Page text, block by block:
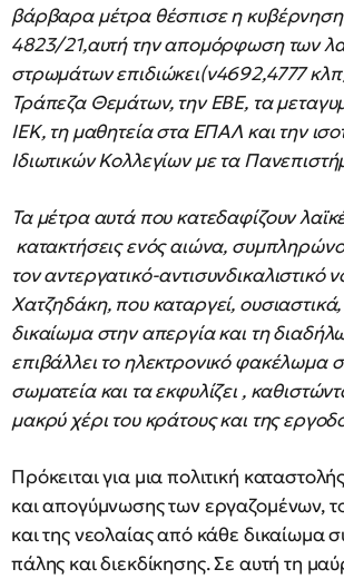
βάρβαρα μέτρα θέσπισε η
4823/21,αυτή την απομόρφωση των
στρωμάτων επιδιώκει(ν4692,4777
Τράπεζα Θεμάτων, την ΕΒΕ, τα
ΙΕΚ, τη μαθητεία στα ΕΠΑΛ και την
Ιδιωτικών Κολλεγίων με τα
Τα μέτρα αυτά που κατεδαφίζουν
κατακτήσεις ενός αιώνα,
τον αντεργατικό-αντισυνδικαλιστικό
Χατζηδάκη, που καταργεί, ουσιαστικά,
δικαίωμα στην απεργία και τη
επιβάλλει το ηλεκτρονικό φακέλωμα
σωματεία και τα εκφυλίζει ,
μακρύ χέρι του κράτους και της
Πρόκειται για μια πολιτική
και απογύμνωσης των εργαζομένων,
και της νεολαίας από κάθε δικαίωμα
πάλης και διεκδίκησης. Σε αυτή τη